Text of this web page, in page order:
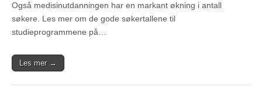
Også medisinutdanningen har en markant økning i antall
søkere. Les mer om de gode søkertallene til
studieprogrammene på…
Les mer →